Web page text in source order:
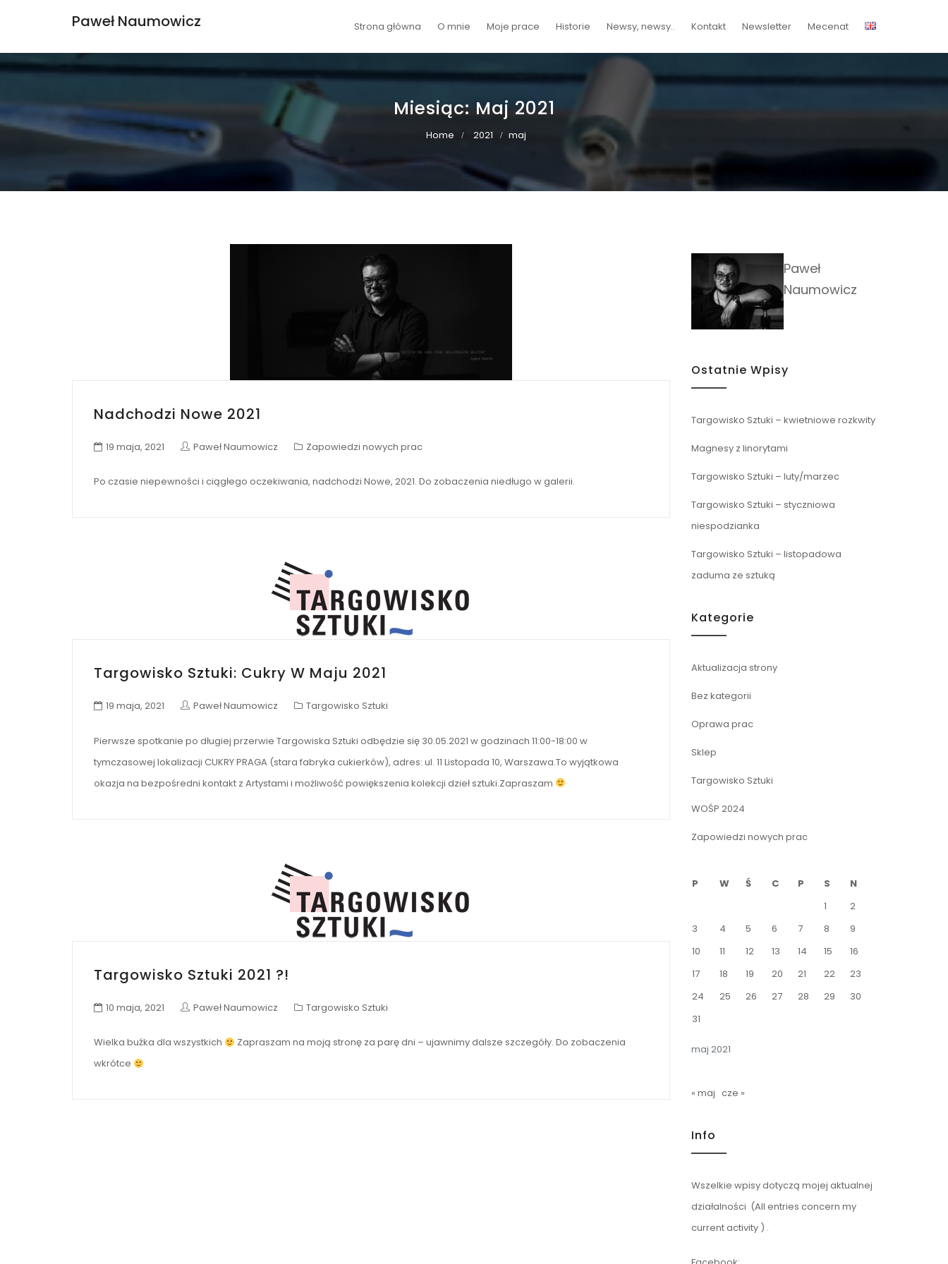
Paweł Naumowicz Strona główna O mnie Moje prace Historie Newsy, newsy.. Kontakt Newsletter Mecenat
Miesiąc:Maj 2021
Home 2021 maj
Nadchodzi Nowe 2021
19 maja, 2021 Paweł Naumowicz Zapowiedzi nowych prac
Po czasie niepewności i ciągłego oczekiwania, nadchodzi Nowe, 2021. Do zobaczenia niedługo w galerii.
Targowisko Sztuki: Cukry W Maju 2021
19 maja, 2021 Paweł Naumowicz Targowisko Sztuki
Pierwsze spotkanie po długiej przerwie Targowiska Sztuki odbędzie się 30.05.2021 w godzinach 11:00-18:00 w
tymczasowej lokalizacji CUKRY PRAGA (stara fabryka cukierków), adres: ul. 11 Listopada 10, Warszawa.To wyjątkowa
okazja na bezpośredni kontakt z Artystami i możliwość powiększenia kolekcji dzieł sztuki.Zapraszam
Targowisko Sztuki 2021 ?!
10 maja, 2021 Paweł Naumowicz Targowisko Sztuki
Wielka buźka dla wszystkich
Zapraszam na moją stronę za parę dni – ujawnimy dalsze szczegóły. Do zobaczenia
wkrótce
Paweł
Naumowicz
Ostatnie Wpisy
Targowisko Sztuki – kwietniowe rozkwity
Magnesy z linorytami
Targowisko Sztuki – luty/marzec
Targowisko Sztuki – styczniowa
niespodzianka
Targowisko Sztuki – listopadowa
zaduma ze sztuką
Kategorie
Aktualizacja strony
Bez kategorii
Oprawa prac
Sklep
Targowisko Sztuki
WOŚP 2024
Zapowiedzi nowych prac
maj 2021
P W Ś C P S
N
1
2
3
4 5 6 7 8
9
10
11 12 13 14 15
16
17
18 19 20 21 22
23
24
25 26 27 28 29
30
31
« maj cze »
Info
Wszelkie wpisy dotyczą mojej aktualnej
działalności (All entries concern my
current activity ) .